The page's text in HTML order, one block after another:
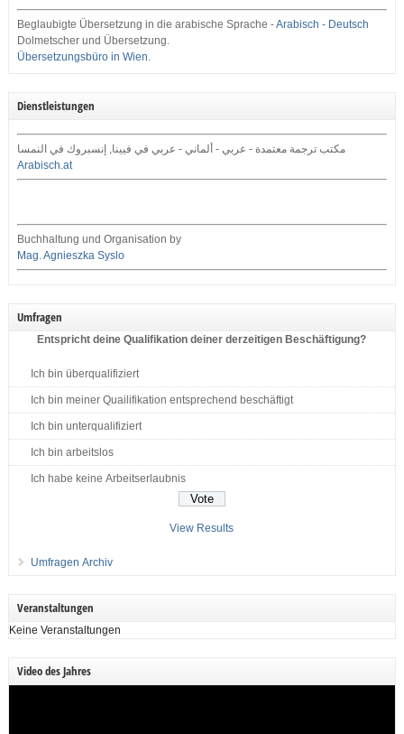
Beglaubigte Übersetzung in die arabische Sprache -Arabisch - Deutsch
Dolmetscher und Übersetzung.
Übersetzungsbüro in Wien.
Dienstleistungen
مكتب ترجمة معتمدة - عربي - ألماني - عربي في فيينا, إنسبروك في النمسا
Arabisch.at
Buchhaltung und Organisation by
Mag. Agnieszka Syslo
Umfragen
Entspricht deine Qualifikation deiner derzeitigen Beschäftigung?
Ich bin überqualifiziert
Ich bin meiner Quailifikation entsprechend beschäftigt
Ich bin unterqualifiziert
Ich bin arbeitslos
Ich habe keine Arbeitserlaubnis
View Results
Umfragen Archiv
Veranstaltungen
Keine Veranstaltungen
Video des Jahres